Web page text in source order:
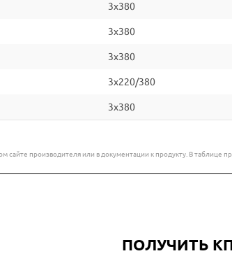
3x380
3x380
3x380
3x220/380
3x380
производителя или в документации к продукту. В
ПОЛУЧИТЬ